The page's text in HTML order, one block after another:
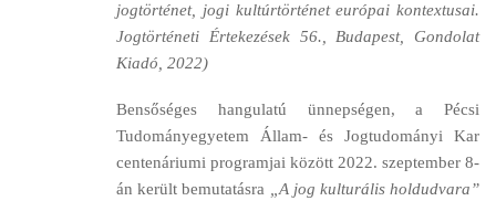
jogtörténet, jogi kultúrtörténet európai kontextusai.
Jogtörténeti Értekezések 56., Budapest, Gondolat
Kiadó, 2022)
Bensőséges hangulatú ünnepségen, a Pécsi
Tudományegyetem Állam- és Jogtudományi Kar
centenáriumi programjai között 2022. szeptember 8-
án került bemutatásra
„A jog kulturális holdudvara”